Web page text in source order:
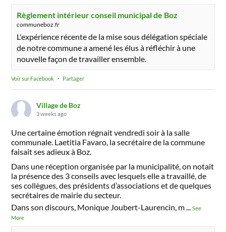
Règlement intérieur conseil municipal de Boz
communeboz.fr
L'expérience récente de la mise sous délégation spéciale
de notre commune a amené les élus à réfléchir à une
nouvelle façon de travailler ensemble.
Voir sur Facebook · Partager
Village de Boz
3 weeks ago
Une certaine émotion régnait vendredi soir à la salle
communale. Laetitia Favaro, la secrétaire de la commune
faisait ses adieux à Boz.
Dans une réception organisée par la municipalité, on notait
la présence des 3 conseils avec lesquels elle a travaillé, de
ses collègues, des présidents d’associations et de quelques
secrétaires de mairie du secteur.
Dans son discours, Monique Joubert-Laurencin, m...See
More